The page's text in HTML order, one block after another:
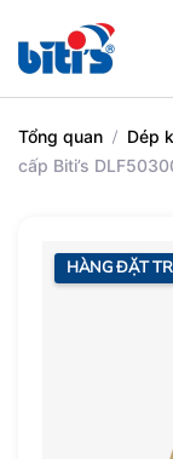
Skip
to
main
content
Tổng quan Dép
cấp Biti’s
HÀNG ĐẶT